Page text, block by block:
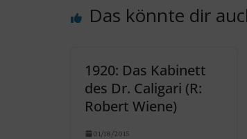
Das könnte dir
1920: Das Kabinett
des Dr. Caligari (R:
Robert Wiene)
01/18/2015